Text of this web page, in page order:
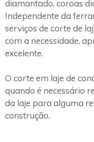
diamantado, coroas
Independente da
serviços de corte de
com a necessidade,
excelente.
O corte em laje de
quando é necessário
da laje para alguma
construção.